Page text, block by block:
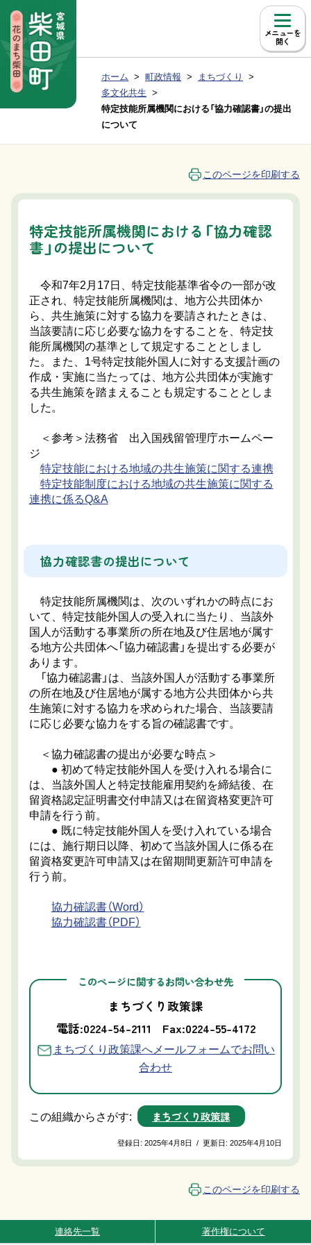
メニュー
Group NAV BreadCrumb
現在位置：
ホーム 町政情報
まちづくり
多文化共生
特定技能所属機関における「協力確認書」の提出
について
このページを印刷する
特定技能所属機関における「協力確認
書」の提出について
令和7年2月17日、特定技能基準省令の一部が改
正され、特定技能所属機関は、地方公共団体か
ら、共生施策に対する協力を要請されたときは、
当該要請に応じ必要な協力をすることを、特定技
能所属機関の基準として規定することとしまし
た。また、1号特定技能外国人に対する支援計画の
作成・実施に当たっては、地方公共団体が実施す
る共生施策を踏まえることも規定することとしま
した。
＜参考＞法務省 出入国残留管理庁ホームペー
ジ
特定技能における地域の共生施策に関する連携
特定技能制度における地域の共生施策に関する
連携に係るQ&A
協力確認書の提出について
特定技能所属機関は、次のいずれかの時点にお
いて、特定技能外国人の受入れに当たり、当該外
国人が活動する事業所の所在地及び住居地が属す
る地方公共団体へ「協力確認書」を提出する必要が
あります。
「協力確認書」は、当該外国人が活動する事業所
の所在地及び住居地が属する地方公共団体から共
生施策に対する協力を求められた場合、当該要請
に応じ必要な協力をする旨の確認書です。
＜協力確認書の提出が必要な時点＞
● 初めて特定技能外国人を受け入れる場合に
は、当該外国人と特定技能雇用契約を締結後、在
留資格認定証明書交付申請又は在留資格変更許可
申請を行う前。
● 既に特定技能外国人を受け入れている場合
には、施行期日以降、初めて当該外国人に係る在
留資格変更許可申請又は在留期間更新許可申請を
行う前。
協力確認書（Word）
協力確認書（PDF）
このページに関するお問い合わせ先
まちづくり政策課
電話:0224-54-2111
Fax:0224-55-4172
まちづくり政策課へメールフォームでお問い
合わせ
この組織からさがす: まちづくり政策課
登録日:2025年4月8日 / 更新日:2025年4月10日
このページを印刷する
Site Navigation
連絡先一覧 著作権について